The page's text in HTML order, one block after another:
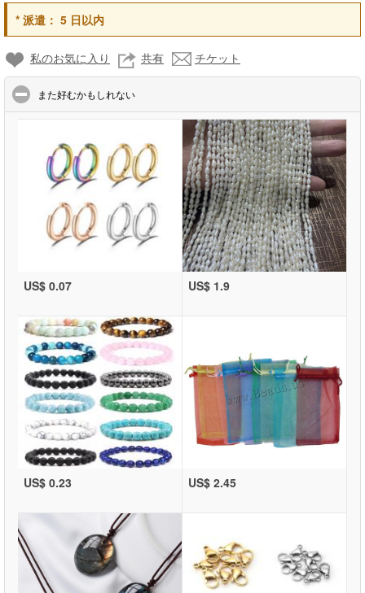
*派遣： 5 日以内
私のお気に入り 共有 チケット
また好むかもしれない
US$ 0.07 US$ 1.9
US$ 0.23 US$ 2.45